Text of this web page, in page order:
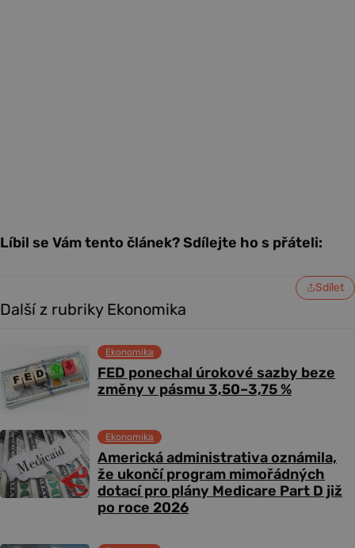
Líbil se Vám tento článek? Sdílejte ho s přáteli:
Sdílet
Další z rubriky Ekonomika
FED ponechal úrokové sazby beze
změny v pásmu 3,50–3,75 %
Ekonomika
Americká administrativa oznámila,
že ukončí program mimořádných
dotací pro plány Medicare Part D již
po roce 2026
Ekonomika